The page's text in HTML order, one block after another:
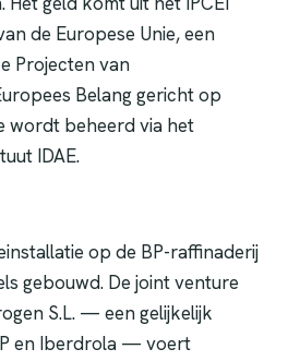
de Europese Unie, een
Projecten van
Belang gericht op
wordt beheerd via het
IDAE.
op de BP-raffinaderij
gebouwd. De joint venture
S.L. — een gelijkelijk
en Iberdrola — voert